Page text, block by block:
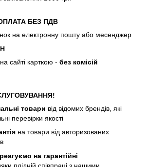
БЕЗ ПДВ
на електронну пошту або месенджер
сайті карткою - без комісій
товари від відомих брендів, які
перевірки якості
на товари від авторизованих
на гарантійні